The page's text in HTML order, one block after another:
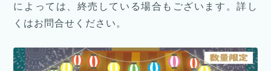
によっては、終売している場合もございます。詳し
くはお問合せください。